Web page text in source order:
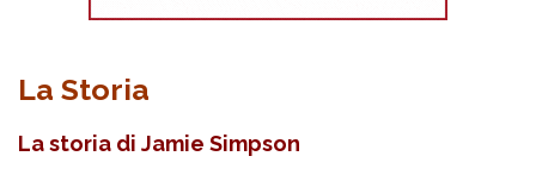
La Storia
La storia di Jamie Simpson